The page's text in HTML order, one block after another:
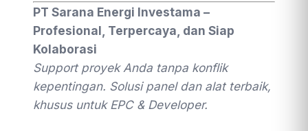
PT Sarana Energi Investama –
Profesional, Terpercaya, dan Siap
Kolaborasi
Support proyek Anda tanpa konflik
kepentingan. Solusi panel dan alat terbaik,
khusus untuk EPC & Developer.